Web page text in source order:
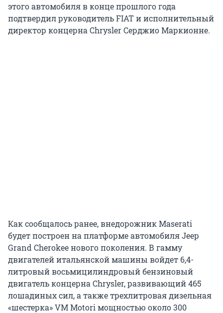
этого автомобиля в конце прошлого года
подтвердил руководитель FIAT и исполнительный
директор концерна Chrysler Серджио Маркионне.
Как сообщалось ранее, внедорожник Maserati
будет построен на платформе автомобиля Jeep
Grand Cherokee нового поколения. В гамму
двигателей итальянской машины войдет 6,4-
литровый восьмицилиндровый бензиновый
двигатель концерна Chrysler, развивающий 465
лошадиных сил, а также трехлитровая дизельная
«шестерка» VM Motori мощностью около 300